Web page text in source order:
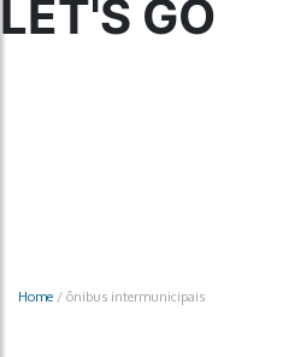
LET'S GO
Home / ônibus intermunicipais